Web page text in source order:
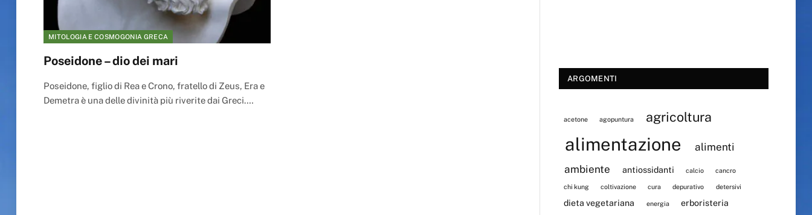
MITOLOGIA E COSMOGONIA GRECA
Poseidone – dio dei mari
Poseidone, figlio di Rea e Crono, fratello di Zeus, Era e
Demetra è una delle divinità più riverite dai Greci.…
ARGOMENTI
acetone agopuntura agricoltura
alimentazione
alimenti
ambiente
antiossidanti calcio cancro
chi kung coltivazione cura depurativo detersivi
dieta vegetariana energia erboristeria